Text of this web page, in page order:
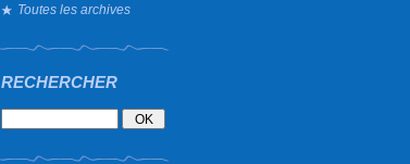
Toutes les archives
RECHERCHER